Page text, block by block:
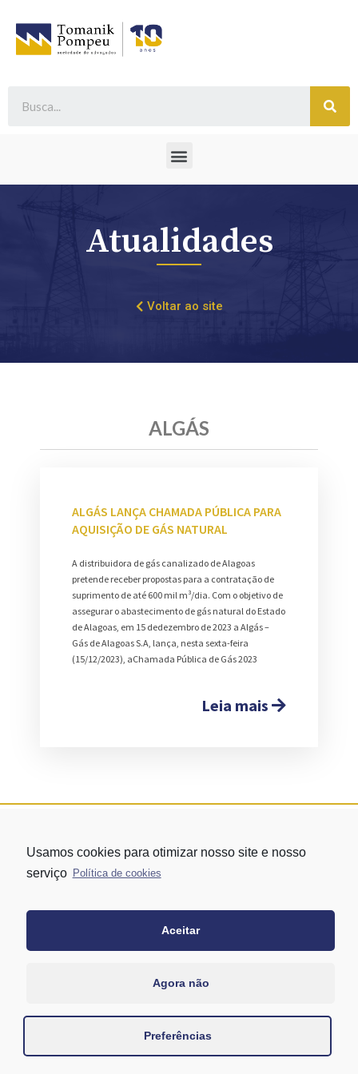
Atualidades
Voltar ao site
ALGÁS
ALGÁS LANÇA CHAMADA PÚBLICA PARA
AQUISIÇÃO DE GÁS NATURAL
A distribuidora de gás canalizado de Alagoas
pretende receber propostas para a contratação de
suprimento de até 600 mil m³/dia. Com o objetivo de
assegurar o abastecimento de gás natural do Estado
de Alagoas, em 15 dedezembro de 2023 a Algás –
Gás de Alagoas S.A, lança, nesta sexta-feira
(15/12/2023), aChamada Pública de Gás 2023
Leia mais
andar – conj. 1305 – Vila Mariana - São Paulo/SP
Usamos cookies para otimizar nosso site e nosso
serviço Política de cookies
Aceitar
Agora não
Preferências